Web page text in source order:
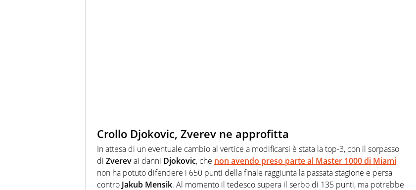
Crollo Djokovic, Zverev ne approfitta
In attesa di un eventuale cambio al vertice a modificarsi è stata la top-3, con il sorpasso
di Zverevai danni Djokovic, che non avendo preso parte al Master 1000 di Miami
non ha potuto difendere i 650 punti della finale raggiunta la passata stagione e persa
contro Jakub Mensik. Al momento il tedesco supera il serbo di 135 punti, ma potrebbe